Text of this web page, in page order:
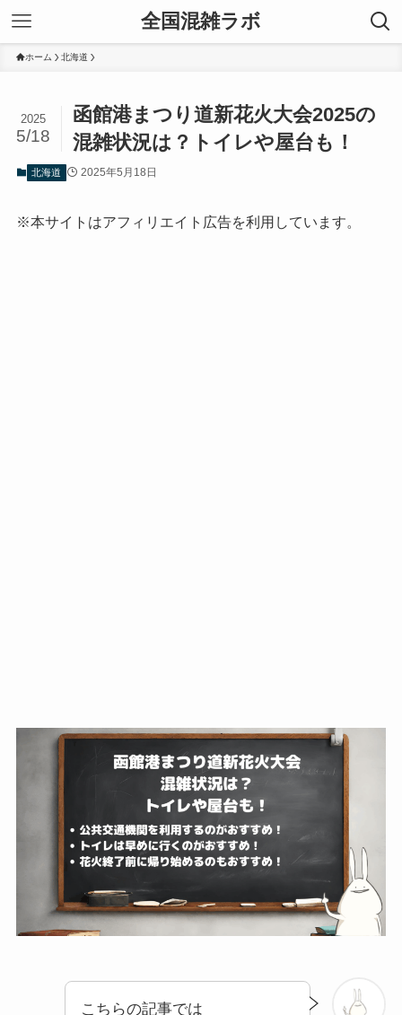
全国混雑ラボ
ホーム 北海道
函館港まつり道新花火大会2025の
混雑状況は？トイレや屋台も！
2025
5/18
北海道 2025年5月18日
※本サイトはアフィリエイト広告を利用しています。
こちらの記事では